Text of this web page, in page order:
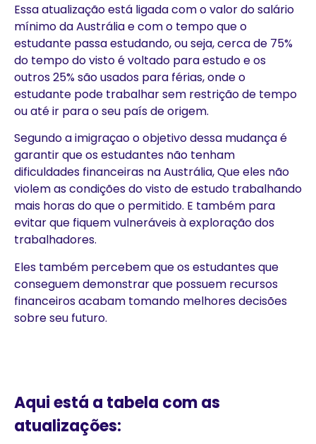
Essa atualização está ligada com o valor do salário
mínimo da Austrália e com o tempo que o
estudante passa estudando, ou seja, cerca de 75%
do tempo do visto é voltado para estudo e os
outros 25% são usados para férias, onde o
estudante pode trabalhar sem restrição de tempo
ou até ir para o seu país de origem.
Segundo a imigraçao o objetivo dessa mudança é
garantir que os estudantes não tenham
dificuldades financeiras na Austrália, Que eles não
violem as condições do visto de estudo trabalhando
mais horas do que o permitido. E também para
evitar que fiquem vulneráveis à exploração dos
trabalhadores.
Eles também percebem que os estudantes que
conseguem demonstrar que possuem recursos
financeiros acabam tomando melhores decisões
sobre seu futuro.
Aqui está a tabela com as
atualizações: